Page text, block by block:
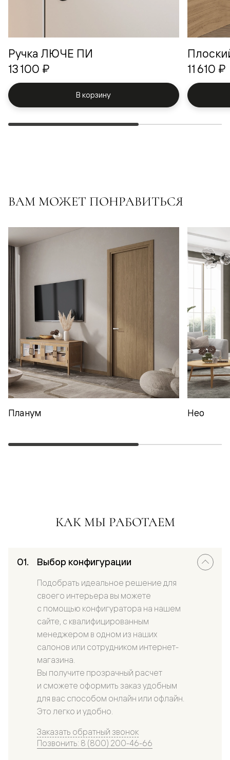
Ручка ЛЮЧЕ ПИ
13 100 ₽
В корзину
11 610 ₽
ВАМ МОЖЕТ ПОНРАВИТЬСЯ
Планум Нео
КАК МЫ РАБОТАЕМ
Выбор конфигурации
Подобрать идеальное решение для
своего интерьера вы можете
с помощью конфигуратора на нашем
сайте, с квалифицированным
менеджером в одном из наших
салонов или сотрудником интернет-
магазина.
Вы получите прозрачный расчет
и сможете оформить заказ удобным
для вас способом онлайн или офлайн.
Это легко и удобно.
Заказать обратный звонок
Позвонить: 8 (800) 200-46-66